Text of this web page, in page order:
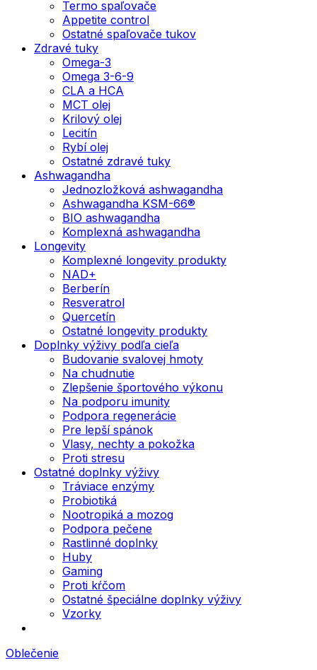
Termo spaľovače
Appetite control
Ostatné spaľovače tukov
Zdravé tuky
Omega-3
Omega 3-6-9
CLA a HCA
MCT olej
Krilový olej
Lecitín
Rybí olej
Ostatné zdravé tuky
Ashwagandha
Jednozložková ashwagandha
Ashwagandha KSM-66®
BIO ashwagandha
Komplexná ashwagandha
Longevity
Komplexné longevity produkty
NAD+
Berberín
Resveratrol
Quercetín
Ostatné longevity produkty
Doplnky výživy podľa cieľa
Budovanie svalovej hmoty
Na chudnutie
Zlepšenie športového výkonu
Na podporu imunity
Podpora regenerácie
Pre lepší spánok
Vlasy, nechty a pokožka
Proti stresu
Ostatné doplnky výživy
Tráviace enzýmy
Probiotiká
Nootropiká a mozog
Podpora pečene
Rastlinné doplnky
Huby
Gaming
Proti kŕčom
Ostatné špeciálne doplnky výživy
Vzorky
Oblečenie